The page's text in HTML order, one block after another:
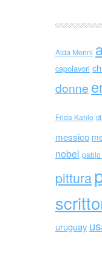
Alda Merini
capolavori
donne
Frida Kahlo
messico
nobel
pittura
uruguay